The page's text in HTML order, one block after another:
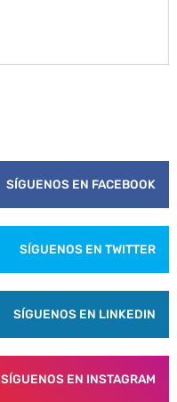
SÍGUENOS EN FACEBOOK
SÍGUENOS EN TWITTER
SÍGUENOS EN LINKEDIN
SÍGUENOS EN INSTAGRAM